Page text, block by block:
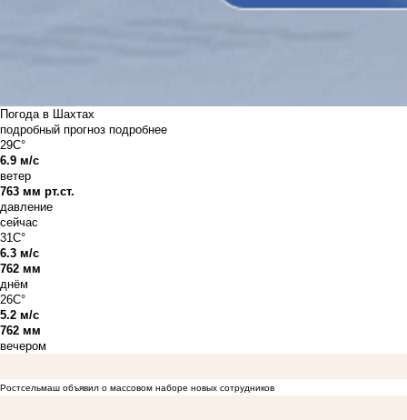
Погода в Шахтах
подробный прогноз подробнее
29C°
6.9 м/с
ветер
763 мм рт.ст.
давление
сейчас
31C°
6.3 м/с
762 мм
днём
26C°
5.2 м/с
762 мм
вечером
Ростсельмаш объявил о массовом наборе новых сотрудников